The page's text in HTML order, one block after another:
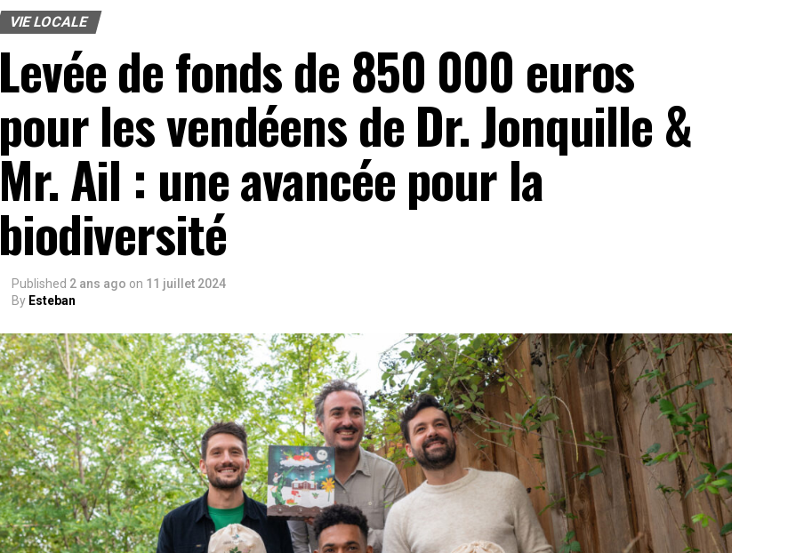
VIE LOCALE
Levée de fonds de 850 000 euros
pour les vendéens de Dr. Jonquille &
Mr. Ail : une avancée pour la
biodiversité
Published 2 ans ago on 11 juillet 2024
By Esteban